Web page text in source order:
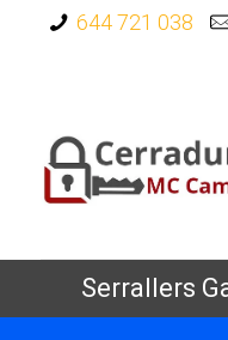
644 721 038
Serrallers